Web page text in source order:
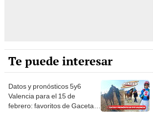
Te puede interesar
Datos y pronósticos 5y6
Valencia para el 15 de
febrero: favoritos de Gaceta